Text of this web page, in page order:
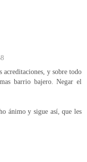
acreditaciones, y sobre todo
barrio bajero. Negar el
ánimo y sigue así, que les